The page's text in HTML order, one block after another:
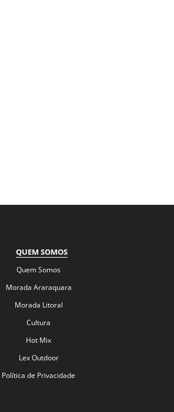
QUEM SOMOS
Quem Somos
Morada Araraquara
Morada Litoral
Cultura
Hot Mix
Lex Outdoor
Política de Privacidade